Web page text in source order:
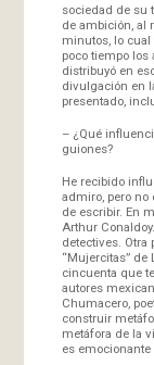
sociedad de su
de ambición, al
minutos, lo cual
poco tiempo los
distribuyó en
divulgación en
presentado,
– ¿Qué
guiones?
He recibido
admiro, pero
de escribir. En
Arthur
detectives.
“Mujercitas” de
cincuenta que
autores
Chumacero,
construir
metáfora de la
es emocionante